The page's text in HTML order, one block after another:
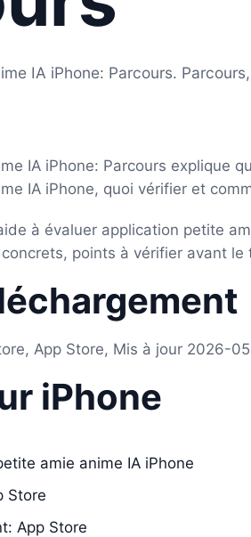
IA iPhone: Parcours.
IA iPhone: Parcours explique
IA iPhone, quoi vérifier et
à évaluer application petite
points à vérifier avant
App Store, Mis à jour 2026-
iPhone
amie anime IA iPhone
Store
App Store